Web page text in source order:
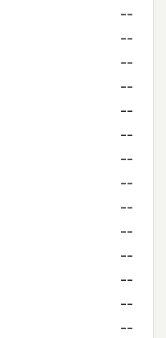
--
--
--
--
--
--
--
--
--
--
--
--
--
--